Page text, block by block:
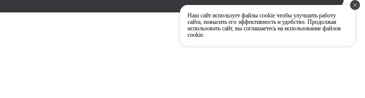
Наш сайт использует файлы cookie чтобы улучшить работу
сайта, повысить его эффективность и удобство. Продолжая
использовать сайт, вы соглашаетесь на использование файлов
cookie.